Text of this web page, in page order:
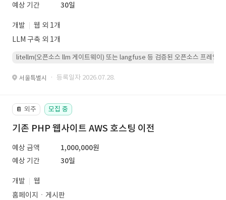
예상 기간
30일
개발
웹 외 1개
LLM 구축 외 1개
litellm(오픈소스 llm 게이트웨이) 또는 langfuse 등 검증된 오픈소스 프레임워
서울특별시 · 등록일자 2026.07.28.
📔 외주 모집 중
기존 PHP 웹사이트 AWS 호스팅 이전
예상 금액
1,000,000원
예상 기간
30일
개발
웹
홈페이지ㆍ게시판